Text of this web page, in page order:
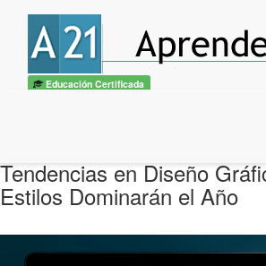
Educación Certificada
Tendencias en Diseño
Estilos Dominarán el Año